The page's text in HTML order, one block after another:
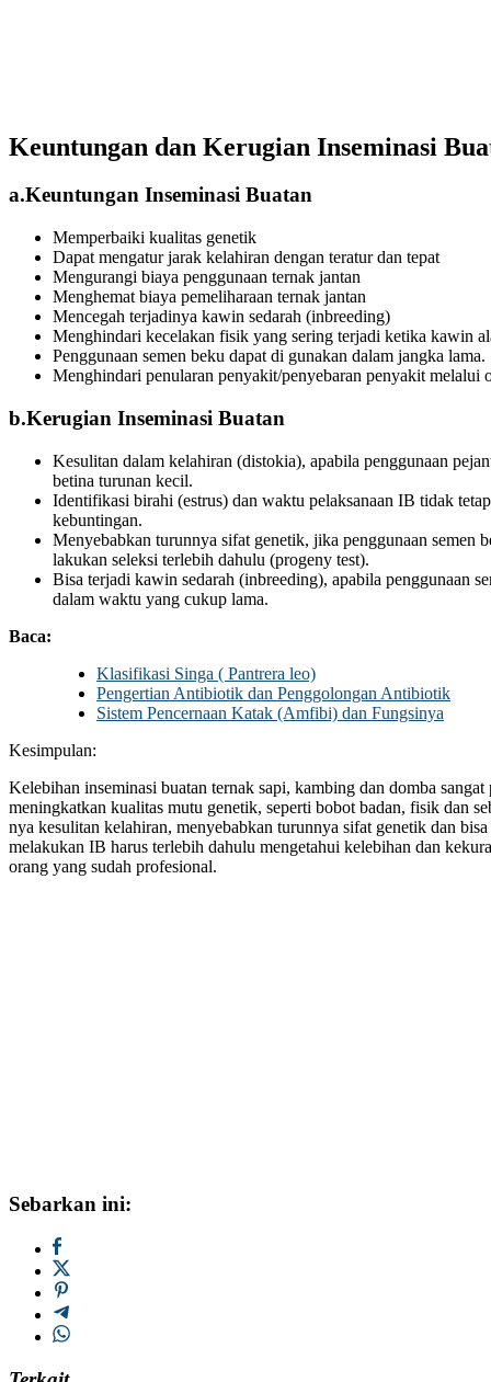
Keuntungan dan Kerugian Inseminasi
a.Keuntungan Inseminasi Buatan
Memperbaiki kualitas genetik
Dapat mengatur jarak kelahiran dengan teratur dan tepat
Mengurangi biaya penggunaan ternak jantan
Menghemat biaya pemeliharaan ternak jantan
Mencegah terjadinya kawin sedarah (inbreeding)
Menghindari kecelakan fisik yang sering terjadi ketika kawin
Penggunaan semen beku dapat di gunakan dalam jangka lama.
Menghindari penularan penyakit/penyebaran penyakit melalui
b.Kerugian Inseminasi Buatan
Kesulitan dalam kelahiran (distokia), apabila penggunaan
betina turunan kecil.
Identifikasi birahi (estrus) dan waktu pelaksanaan IB tidak
kebuntingan.
Menyebabkan turunnya sifat genetik, jika penggunaan semen
lakukan seleksi terlebih dahulu (progeny test).
Bisa terjadi kawin sedarah (inbreeding), apabila penggunaan
dalam waktu yang cukup lama.
Baca:
Klasifikasi Singa ( Pantrera leo)
Pengertian Antibiotik dan Penggolongan Antibiotik
Sistem Pencernaan Katak (Amfibi) dan Fungsinya
Kesimpulan:
Kelebihan inseminasi buatan ternak sapi, kambing dan domba
meningkatkan kualitas mutu genetik, seperti bobot badan, fisik dan
nya kesulitan kelahiran, menyebabkan turunnya sifat genetik dan
melakukan IB harus terlebih dahulu mengetahui kelebihan dan
orang yang sudah profesional.
Sebarkan ini: